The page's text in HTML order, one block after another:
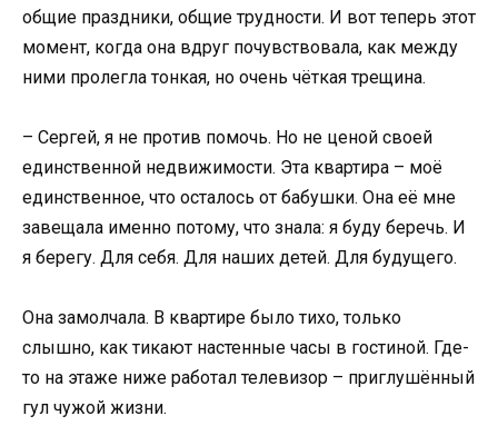
общие праздники, общие трудности. И вот теперь этот
момент, когда она вдруг почувствовала, как между
ними пролегла тонкая, но очень чёткая трещина.
– Сергей, я не против помочь. Но не ценой своей
единственной недвижимости. Эта квартира – моё
единственное, что осталось от бабушки. Она её мне
завещала именно потому, что знала: я буду беречь. И
я берегу. Для себя. Для наших детей. Для будущего.
Она замолчала. В квартире было тихо, только
слышно, как тикают настенные часы в гостиной. Где-
то на этаже ниже работал телевизор – приглушённый
гул чужой жизни.